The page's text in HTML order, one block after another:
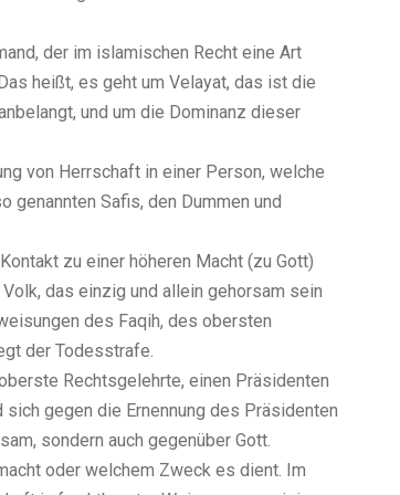
der im islamischen Recht eine Art
heißt, es geht um Velayat, das ist die
und um die Dominanz dieser
von Herrschaft in einer Person, welche
genannten Safis, den Dummen und
zu einer höheren Macht (zu Gott)
das einzig und allein gehorsam sein
des Faqih, des obersten
der Todesstrafe.
Rechtsgelehrte, einen Präsidenten
gegen die Ernennung des Präsidenten
sondern auch gegenüber Gott.
oder welchem Zweck es dient. Im